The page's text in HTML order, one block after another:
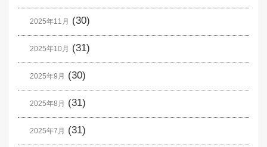
2025年11月 (30)
2025年10月 (31)
2025年9月 (30)
2025年8月 (31)
2025年7月 (31)